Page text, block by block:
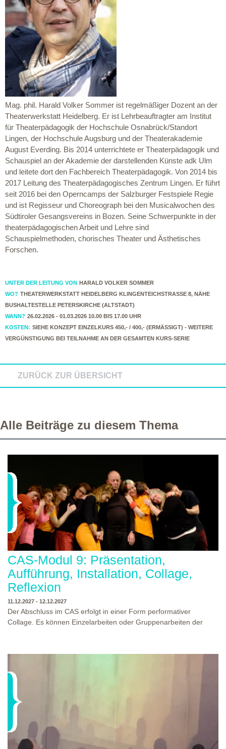
Mag. phil. Harald Volker Sommer ist regelmäßiger Dozent an der
Theaterwerkstatt Heidelberg. Er ist Lehrbeauftragter am Institut
für Theaterpädagogik der Hochschule Osnabrück/Standort
Lingen, der Hochschule Augsburg und der Theaterakademie
August Everding. Bis 2014 unterrichtete er Theaterpädagogik und
Schauspiel an der Akademie der darstellenden Künste adk Ulm
und leitete dort den Fachbereich Theaterpädagogik. Von 2014 bis
2017 Leitung des Theaterpädagogisches Zentrum Lingen. Er führt
seit 2016 bei den Operncamps der Salzburger Festspiele Regie
und ist Regisseur und Choreograph bei den Musicalwochen des
Südtiroler Gesangsvereins in Bozen. Seine Schwerpunkte in der
theaterpädagogischen Arbeit und Lehre sind
Schauspielmethoden, chorisches Theater und Ästhetisches
Forschen.
UNTER DER LEITUNG VON
HARALD VOLKER SOMMER
WO? THEATERWERKSTATT HEIDELBERG KLINGENTEICHSTRASSE 8, NÄHE
BUSHALTESTELLE PETERSKIRCHE (ALTSTADT)
WANN? 26.02.2026 - 01.03.2026 10.00 BIS 17.00 UHR
KOSTEN: SIEHE KONZEPT EINZELKURS 450,- / 400,- (ERMÄSSIGT) - WEITERE V
ERGÜNSTIGUNG BEI TEILNAHME AN DER GESAMTEN KURS-SERIE
ZURÜCK ZUR ÜBERSICHT
Alle Beiträge zu diesem Thema
CAS-Modul 9: Präsentation,
Aufführung, Installation, Collage,
Reflexion
11.12.2027 - 12.12.2027
Der Abschluss im CAS erfolgt in einer Form performativer
Collage. Es können Einzelarbeiten oder Gruppenarbeiten der
Ausbildungsprogramm zu erleben. Die Studierenden des
oder Präsentation. Wir freuen uns über Begegnungen und
Gespräche an der performativen Collage.
WO?